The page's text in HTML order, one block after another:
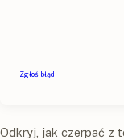
Odkryj, jak czerpać z